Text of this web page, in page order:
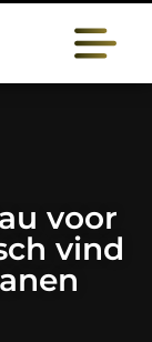
voor
vind